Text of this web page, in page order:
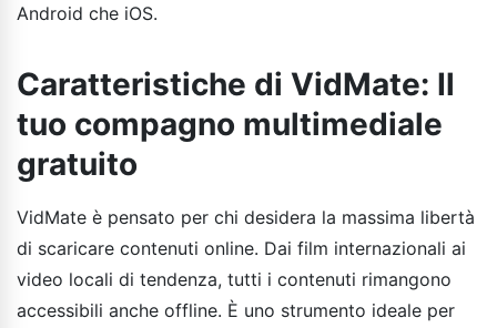
Android che iOS.
Caratteristiche di VidMate: Il
tuo compagno multimediale
gratuito
VidMate è pensato per chi desidera la massima libertà
di scaricare contenuti online. Dai film internazionali ai
video locali di tendenza, tutti i contenuti rimangono
accessibili anche offline. È uno strumento ideale per